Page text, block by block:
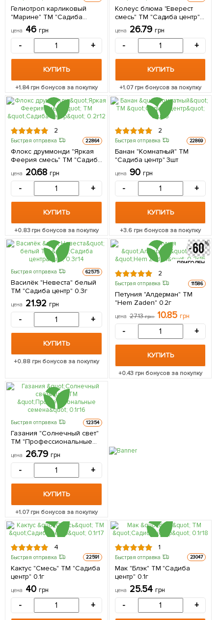
Гелиотроп карликовый
"Марине" ТМ "Садиба
центр" 0.1г
цена 46 грн
- +
КУПИТЬ
+1.84грн бонусов за покупку
Колеус блюма "Еверест
смесь" ТМ "Садиба центр"
0.02г
цена 26.79 грн
- +
КУПИТЬ
+1.07грн бонусов за покупку
2
Быстрая отправка 22864
Флокс друммонди "Яркая
Феерия смесь" ТМ "Садиба
центр" 0.2г
цена 20.68 грн
- +
КУПИТЬ
+0.83грн бонусов за покупку
2
Быстрая отправка 22869
Банан "Комнатный" ТМ
"Садиба центр" 3шт
цена 90 грн
- +
КУПИТЬ
+3.6 грн бонусов за покупку
Быстрая отправка 62575
Василёк "Невеста" белый
ТМ "Садиба центр" 0.3г
цена 21.92 грн
- +
КУПИТЬ
+0.88 грн бонусов за покупку
ПРИГОДЕН
2
Быстрая отправка 11586
Петуния "Алдерман" ТМ
"Hem Zaden" 0.2г
цена 27.13грн 10.85 грн
- +
КУПИТЬ
+0.43 грн бонусов за покупку
Быстрая отправка 12354
Газания "Солнечный свет"
ТМ "Профессиональные
семена" 0.1г
цена 26.79 грн
- +
КУПИТЬ
+1.07грн бонусов за покупку
4
Быстрая отправка 22591
Кактус "Смесь" ТМ "Садиба
центр" 0.1г
цена 40 грн
- +
1
Быстрая отправка 23047
Мак "Блэк" ТМ "Садиба
центр" 0.1г
цена 25.54 грн
- +